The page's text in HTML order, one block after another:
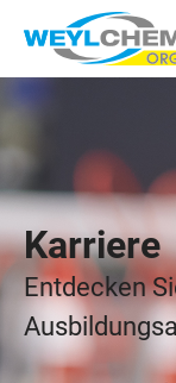
Karriere
Entdecken